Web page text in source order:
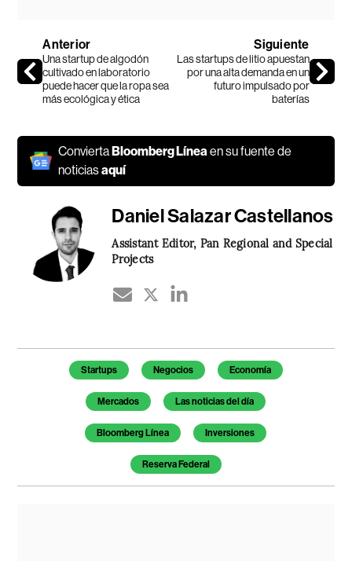
Anterior
Una startup de algodón
cultivado en laboratorio
puede hacer que la ropa sea
más ecológica y ética
Siguiente
Las startups de litio apuestan
por una alta demanda en un
futuro impulsado por
baterías
ConviertaBloomberg Línea en su fuente de
noticiasaquí
Daniel Salazar Castellanos
Assistant Editor, Pan Regional and Special
Projects
Temas de este artículo
Startups Negocios Economía
Mercados Las noticias del día
Bloomberg Línea Inversiones
Reserva Federal